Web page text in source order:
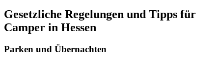
Gesetzliche Regelungen und Tipps für
Camper in Hessen
Parken und Übernachten